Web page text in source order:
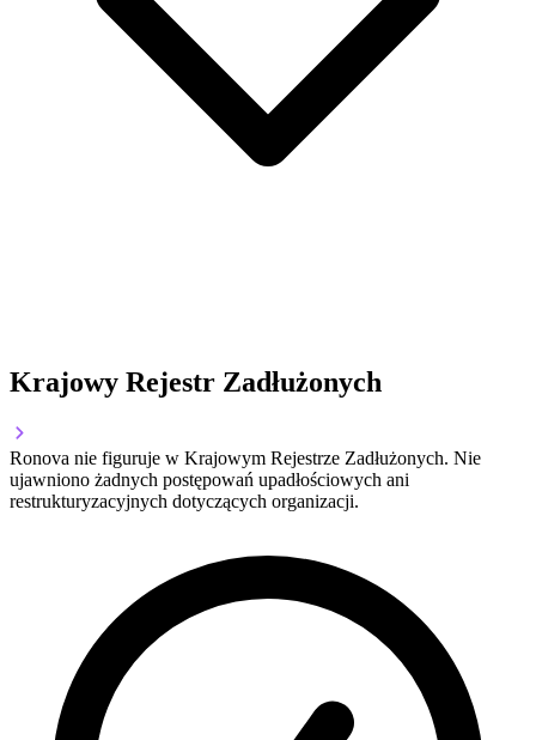
Krajowy Rejestr Zadłużonych
Ronova nie figuruje w Krajowym Rejestrze Zadłużonych. Nie
ujawniono żadnych postępowań upadłościowych ani
restrukturyzacyjnych dotyczących organizacji.